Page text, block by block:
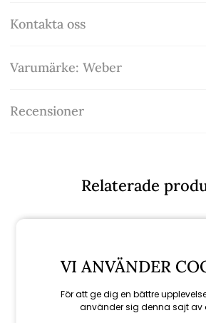
Kontakta oss
Varumärke: Weber
Recensioner
Relaterade
VI ANVÄNDER
För att ge dig en bättre
använder sig denna sajt av